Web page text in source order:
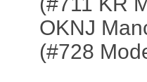
OKNJ
(#728